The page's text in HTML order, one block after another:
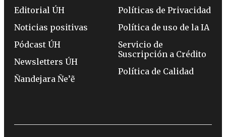
Editorial ÚH
Noticias positivas
Pódcast ÚH
Newsletters ÚH
Ñandejara Ñe’ẽ
Políticas de Privacidad
Política de uso de la IA
Servicio de
Suscripción a Crédito
Política de Calidad